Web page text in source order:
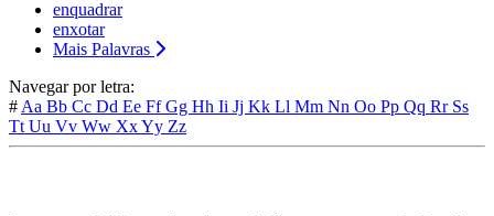
enquadrar
enxotar
Mais Palavras
Navegar por letra:
# Aa Bb Cc Dd Ee FfGg Hh Ii Jj Kk Ll Mm Nn Oo Pp Qq Rr Ss
Tt Uu Vv Ww XxYy Zz